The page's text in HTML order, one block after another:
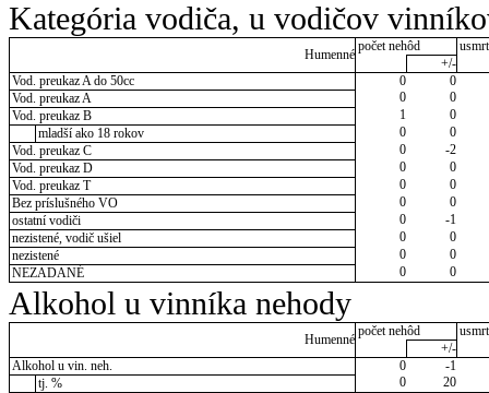
Kategória vodiča, u vodičov
Humenné
počet nehôd
+/-
Vod. preukaz A do 50cc
0
0
Vod. preukaz A
0
0
Vod. preukaz B
1
0
mladší ako 18 rokov
0
0
Vod. preukaz C
0
-2
Vod. preukaz D
0
0
Vod. preukaz T
0
0
Bez príslušného VO
0
0
ostatní vodiči
0
-1
nezistené, vodič ušiel
0
0
nezistené
0
0
NEZADANÉ
0 0
Alkohol u vinníka nehody
Humenné
počet nehôd
+/-
Alkohol u vin. neh.
0
-1
tj. %
0 20